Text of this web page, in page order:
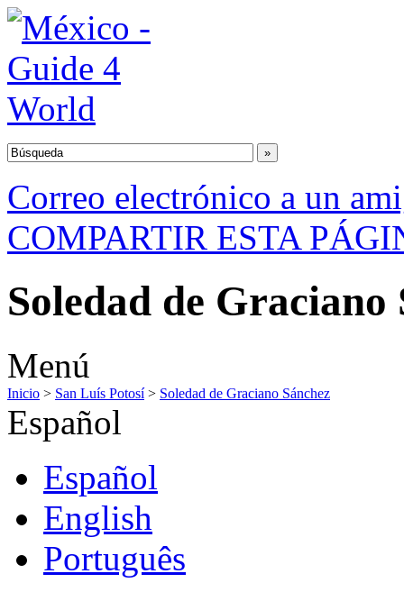
Correo electrónico a un
COMPARTIR ESTA
Soledad de Graciano
Menú
Inicio > San Luís Potosí> Soledad de Graciano Sánchez
Español
Español
English
Português